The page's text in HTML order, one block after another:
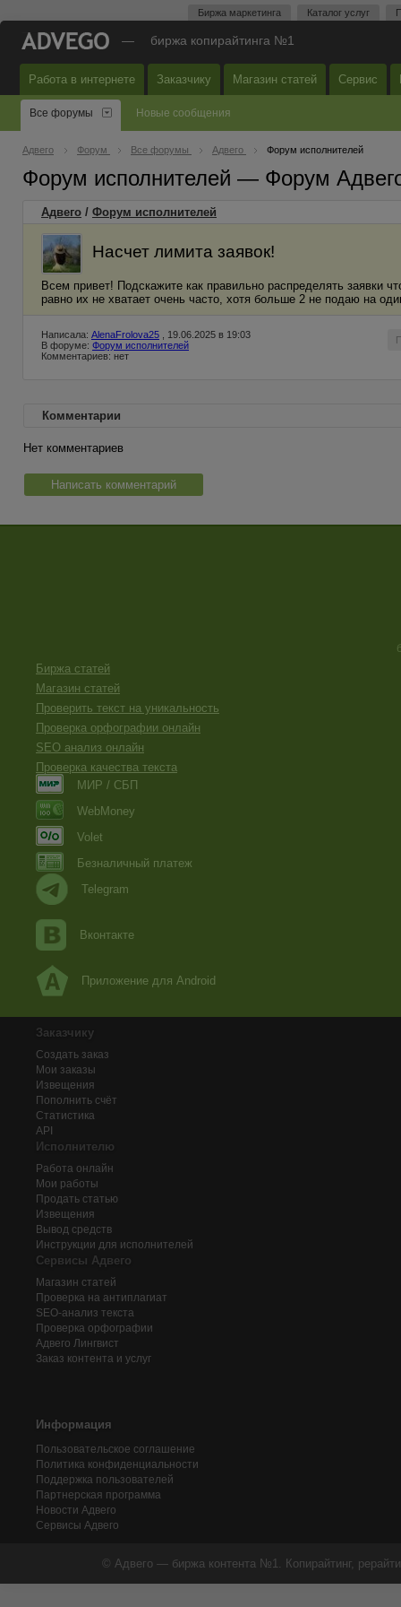
Биржа маркетинга Каталог услуг
— биржа копирайтинга №1
Работа в интернете Заказчику Магазин статей Сервис
Все форумы Новые сообщения
Адвего Форум Все форумы Адвего Форум исполнителей
Форум исполнителей — Форум
Адвего / Форум исполнителей
Насчет лимита заявок!
Всем привет! Подскажите как правильно распределять заявки
равно их не хватает очень часто, хотя больше 2 не подаю на
Написала: AlenaFrolova25 , 19.06.2025 в 19:03
В форуме: Форум исполнителей
Комментариев: нет
Комментарии
Нет комментариев
Написать комментарий
Биржа статей
Магазин статей
Проверить текст на уникальность
Проверка орфографии онлайн
SEO анализ онлайн
Проверка качества текста
МИР / СБП
WebMoney
Volet
Безналичный платеж
Telegram
Вконтакте
Приложение для Android
Заказчику
Создать заказ
Мои заказы
Извещения
Пополнить счёт
Статистика
API
Исполнителю
Работа онлайн
Мои работы
Продать статью
Извещения
Вывод средств
Инструкции для исполнителей
Сервисы Адвего
Магазин статей
Проверка на антиплагиат
SEO-анализ текста
Проверка орфографии
Адвего Лингвист
Заказ контента и услуг
Информация
Пользовательское соглашение
Политика конфиденциальности
Поддержка пользователей
Партнерская программа
Новости Адвего
Сервисы Адвего
© Адвего — биржа контента №1. Копирайтинг,